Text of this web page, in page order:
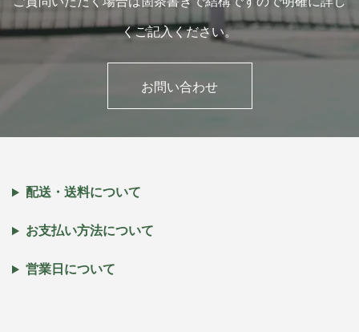
くご記入ください。
お問い合わせ
配送・送料について
お支払い方法について
営業日について